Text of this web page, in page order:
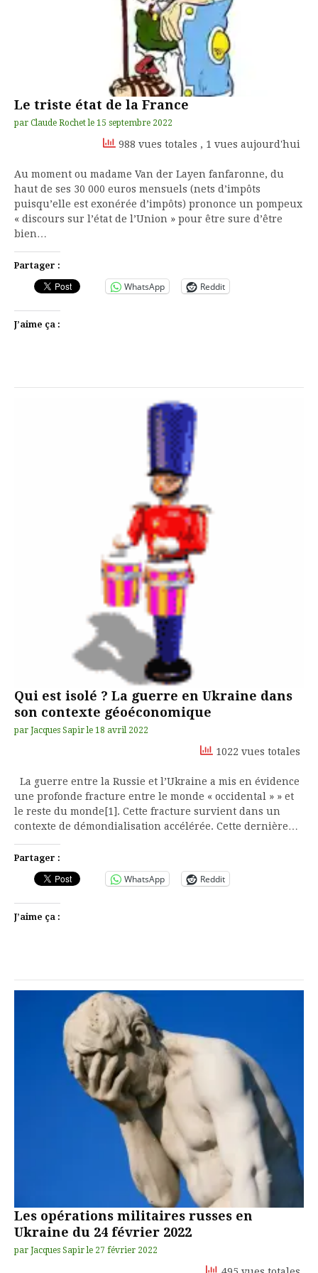
Le triste état de la France
par Claude Rochet le 15 septembre 2022
988 vues totales , 1 vues aujourd'hui
Au moment ou madame Van der Layen fanfaronne, du
haut de ses 30 000 euros mensuels (nets d’impôts
puisqu’elle est exonérée d’impôts) prononce un pompeux
« discours sur l’état de l’Union » pour être sure d’être
bien…
Partager :
WhatsApp Reddit
J’aime ça :
Qui est isolé ? La guerre en Ukraine dans
son contexte géoéconomique
par Jacques Sapir le 18 avril 2022
1022 vues totales
La guerre entre la Russie et l’Ukraine a mis en évidence
une profonde fracture entre le monde « occidental » » et
le reste du monde[1]. Cette fracture survient dans un
contexte de démondialisation accélérée. Cette dernière…
Partager :
WhatsApp Reddit
J’aime ça :
Les opérations militaires russes en
Ukraine du 24 février 2022
par Jacques Sapir le 27 février 2022